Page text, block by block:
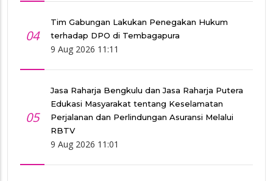
04
Tim Gabungan Lakukan Penegakan Hukum
terhadap DPO di Tembagapura
9 Aug 2026 11:11
05
Jasa Raharja Bengkulu dan Jasa Raharja Putera
Edukasi Masyarakat tentang Keselamatan
Perjalanan dan Perlindungan Asuransi Melalui
RBTV
9 Aug 2026 11:01